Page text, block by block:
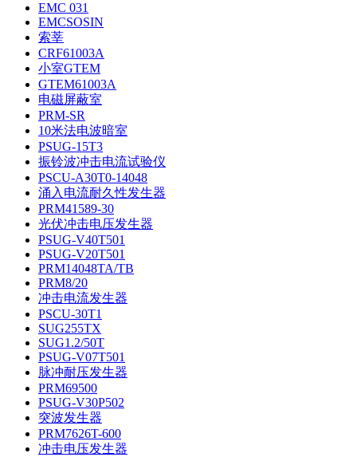
EMC 031
EMCSOSIN
索莘
CRF61003A
小室GTEM
GTEM61003A
电磁屏蔽室
PRM-SR
10米法电波暗室
PSUG-15T3
振铃波冲击电流试验仪
PSCU-A30T0-14048
涌入电流耐久性发生器
PRM41589-30
光伏冲击电压发生器
PSUG-V40T501
PSUG-V20T501
PRM14048TA/TB
PRM8/20
冲击电流发生器
PSCU-30T1
SUG255TX
SUG1.2/50T
PSUG-V07T501
脉冲耐压发生器
PRM69500
PSUG-V30P502
突波发生器
PRM7626T-600
冲击电压发生器